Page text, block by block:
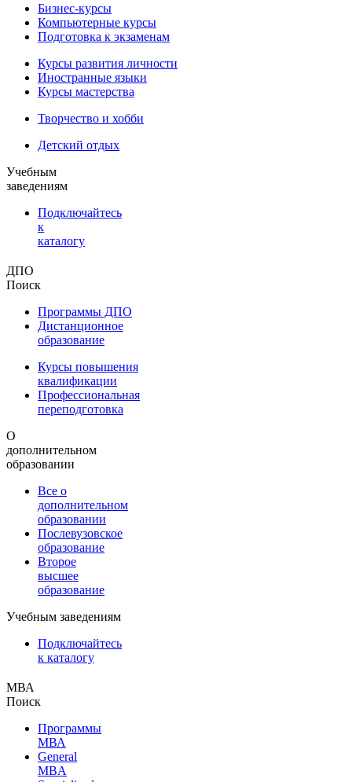
Бизнес-курсы
Компьютерные курсы
Подготовка к экзаменам
Курсы развития личности
Иностранные языки
Курсы мастерства
Творчество и хобби
Детский отдых
Учебным
заведениям
Подключайтесь
к
каталогу
ДПО
Поиск
Программы ДПО
Дистанционное
образование
Курсы повышения
квалификации
Профессиональная
переподготовка
О
дополнительном
образовании
Все о
дополнительном
образовании
Послевузовское
образование
Второе
высшее
образование
Учебным заведениям
Подключайтесь
к каталогу
МВА
Поиск
Программы
МВА
General
MBA